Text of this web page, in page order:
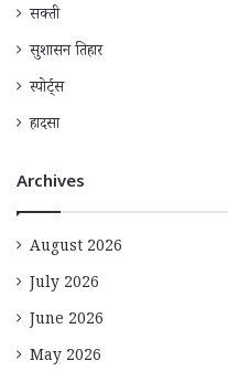
सक्ती
सुशासन तिहार
स्पोर्ट्स
हादसा
Archives
August 2026
July 2026
June 2026
May 2026